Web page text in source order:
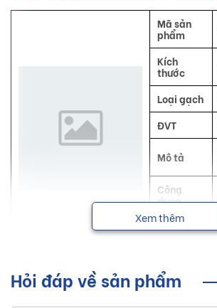
Mã sản
phẩm
Kích
thước
Loại gạch
ĐVT
Mô tả
Công
dụng
NSX
Sơ lược về sản phẩm
Việt Nhật kích thước
Xem thêm
Hỏi đáp về sản phẩm